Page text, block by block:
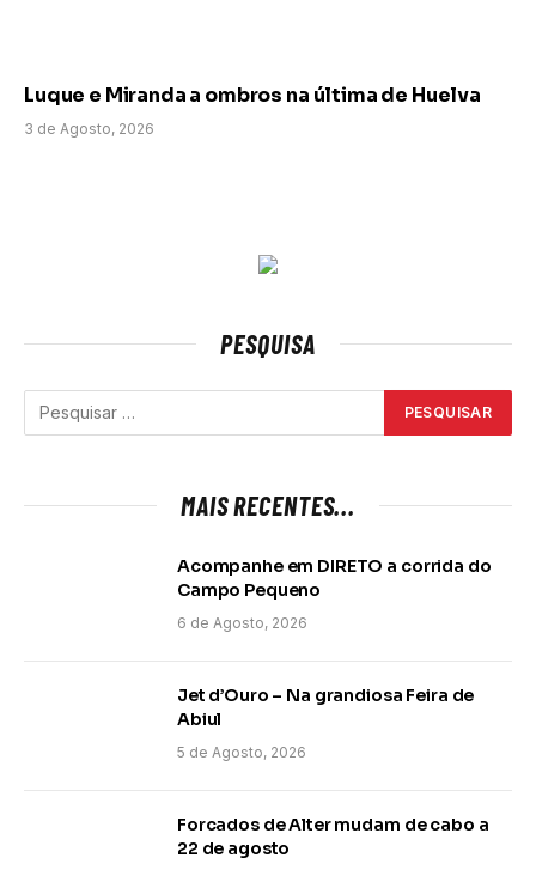
Luque e Miranda a ombros na última de Huelva
3 de Agosto, 2026
PESQUISA
MAIS RECENTES...
Acompanhe em DIRETO a corrida do
Campo Pequeno
6 de Agosto, 2026
Jet d’Ouro – Na grandiosa Feira de
Abiul
5 de Agosto, 2026
Forcados de Alter mudam de cabo a
22 de agosto